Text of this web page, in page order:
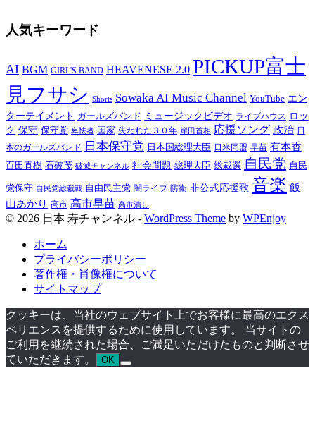
人気キーワード
AI BGM GIRL'S BAND HEAVENESE 2.0 PICKUP富士
見フサシ Shorts Sowaka AI Music Channel YouTube エン
ターテイメント ガールズバンド ミュージックビデオ ライブハウス ロッ
ク 保守 保守党 卑怯者 国家 失われた３０年 岸田首相 応援ソング 政治 日
本のガールズバンド
日本保守党 日本国総理大臣 日米同盟 早苗 有本香
百田直樹 石破茂 破滅チャンネル 社会問題 総理大臣 総裁選 自民党 自民
党保守 自民党総裁戦 自由民主党 闇ライブ 防衛 非公式応援歌 音楽 飯
山あかり 高市 高市早苗 高市潰し
© 2026 日本 寿チャンネル - WordPress Theme by WPEnjoy
ホーム
プライバシーポリシー
著作権・肖像権について
サイトマップ
クッキーは、当社のウェブサイト上でお客様に最高のエクス
ペリエンスを提供するために使用しています。 当サイトの
ご利用を継続された場合、ご満足いただけたものと判断させ
ていただきます。
OK